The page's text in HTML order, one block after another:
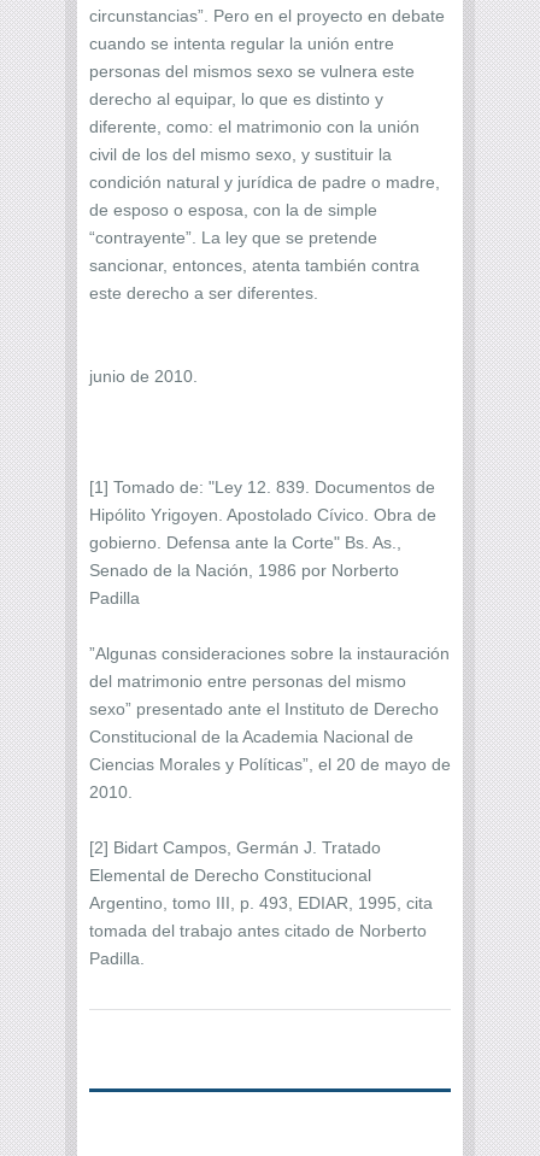
circunstancias”. Pero en el proyecto en debate
cuando se intenta regular la unión entre
personas del mismos sexo se vulnera este
derecho al equipar, lo que es distinto y
diferente, como: el matrimonio con la unión
civil de los del mismo sexo, y sustituir la
condición natural y jurídica de padre o madre,
de esposo o esposa, con la de simple
“contrayente”. La ley que se pretende
sancionar, entonces, atenta también contra
este derecho a ser diferentes.
junio de 2010.
[1] Tomado de: "Ley 12. 839. Documentos de
Hipólito Yrigoyen. Apostolado Cívico. Obra de
gobierno. Defensa ante la Corte" Bs. As.,
Senado de la Nación, 1986 por Norberto
Padilla
”Algunas consideraciones sobre la instauración
del matrimonio entre personas del mismo
sexo” presentado ante el Instituto de Derecho
Constitucional de la Academia Nacional de
Ciencias Morales y Políticas”, el 20 de mayo de
2010.
[2] Bidart Campos, Germán J. Tratado
Elemental de Derecho Constitucional
Argentino, tomo III, p. 493, EDIAR, 1995, cita
tomada del trabajo antes citado de Norberto
Padilla.